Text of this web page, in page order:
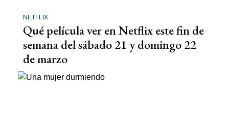
NETFLIX
Qué película ver en Netflix este fin de
semana del sábado 21 y domingo 22
de marzo